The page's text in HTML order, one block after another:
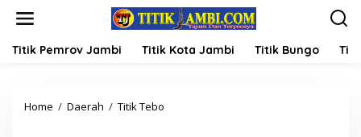
Titik Pemrov Jambi Titik Kota Jambi Titik Bungo
Home / Daerah / Titik Tebo